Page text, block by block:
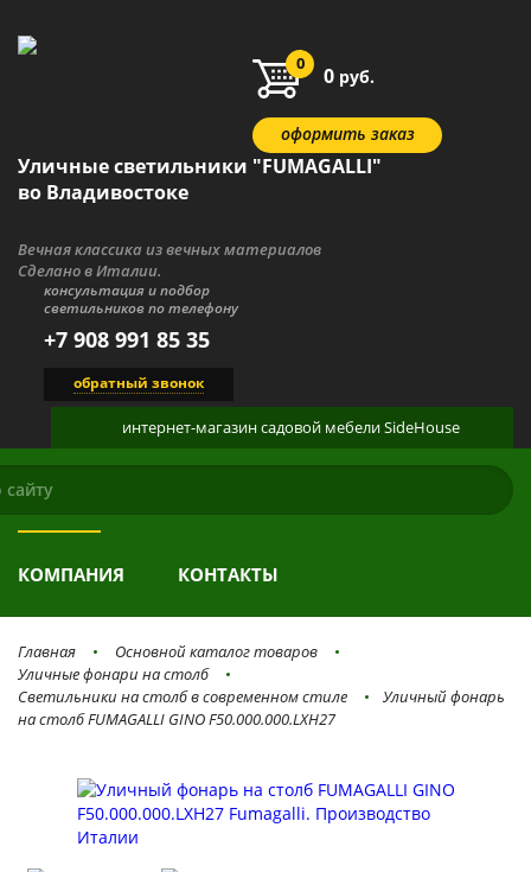
0 0 руб.
оформить заказ
Уличные светильники "FUMAGALLI"
во Владивостоке
Вечная классика из вечных материалов
Сделано в Италии.
консультация и подбор
светильников по телефону
+7 908 991 85 35
обратный звонок
интернет-магазинсадовой мебелиSideHouse
КАТАЛОГ
КОМПАНИЯ КОНТАКТЫ
Главная
Основной каталог товаров
Уличные фонари на столб
Светильники на столб в современном стиле
Уличный фонарь
на столб FUMAGALLI GINO F50.000.000.LXH27